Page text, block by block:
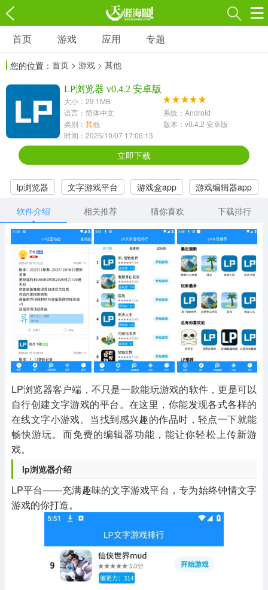
游戏
3697款应用
1597款应用
休闲益智
13387款应用
2196款应用
冒险解谜
1072款应用
418款应用
568款应用
音乐舞蹈
269款应用
2716款应用
515款应用
其他
1654款应用
游戏助手
515款应用
MOD游戏
首页 游戏 应用 专题
您的位置： 首页 > 游戏 > 其他
LP浏览器 v0.4.2 安卓版
大小：29.1MB
语言：简体中文
系统：Android
类别： 其他
版本：v0.4.2 安卓版
时间：2025/10/07 17:06:13
立即下载
lp浏览器 文字游戏平台 游戏盒app
游戏编辑器app
软件介绍
相关推荐 猜你喜欢 下载排行
LP浏览器客户端，不只是一款能玩游戏的软件，更是可以
自行创建文字游戏的平台。在这里，你能发现各式各样的
在线文字小游戏。当找到感兴趣的作品时，轻点一下就能
畅快游玩。而免费的编辑器功能，能让你轻松上传新游
戏。
lp浏览器介绍
LP平台——充满趣味的文字游戏平台，专为始终钟情文字
游戏的你打造。